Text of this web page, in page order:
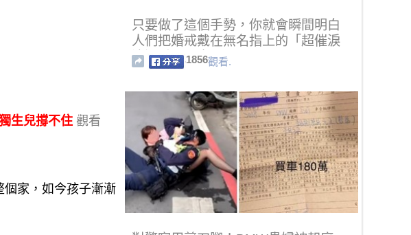
生兒撐不住 觀看
個家，如今孩子漸漸
只要做了這個手勢，你就會瞬間明白
人們把婚戒戴在無名指上的「超催淚
浪漫重要理由」！
1856觀看.